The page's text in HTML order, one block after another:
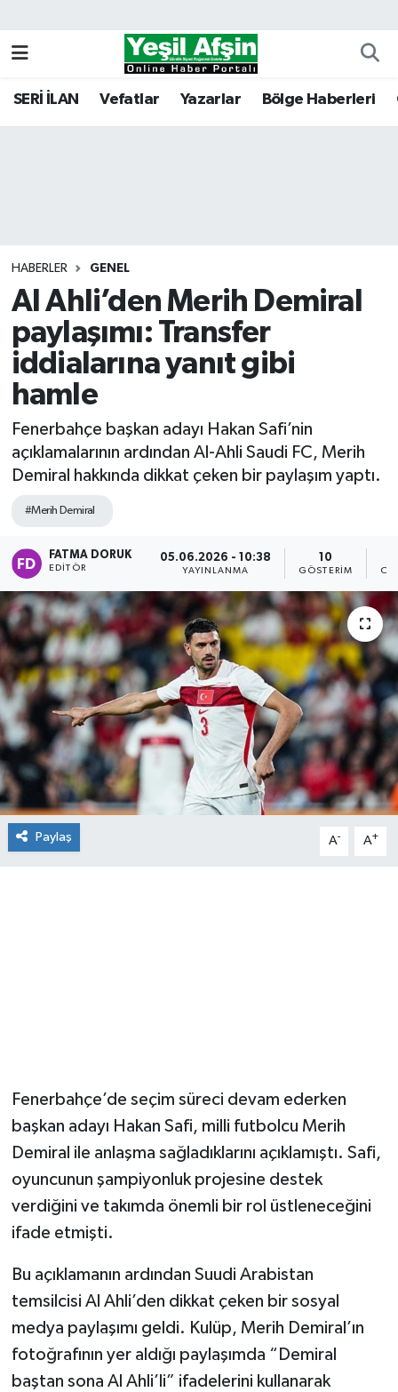
SERİ İLAN Vefatlar Yazarlar Bölge Haberleri
HABERLER GENEL
Al Ahli’den Merih Demiral
paylaşımı: Transfer
iddialarına yanıt gibi
hamle
Fenerbahçe başkan adayı Hakan Safi’nin
açıklamalarının ardından Al-Ahli Saudi FC, Merih
Demiral hakkında dikkat çeken bir paylaşım yaptı.
#Merih Demiral
FATMA DORUK
EDITÖR
05.06.2026 - 10:38
YAYINLANMA
10
GÖSTERIM
Paylaş A- A+
Fenerbahçe’de seçim süreci devam ederken
başkan adayı Hakan Safi, milli futbolcu Merih
Demiral ile anlaşma sağladıklarını açıklamıştı. Safi,
oyuncunun şampiyonluk projesine destek
verdiğini ve takımda önemli bir rol üstleneceğini
ifade etmişti.
Bu açıklamanın ardından Suudi Arabistan
temsilcisi Al Ahli’den dikkat çeken bir sosyal
medya paylaşımı geldi. Kulüp, Merih Demiral’ın
fotoğrafının yer aldığı paylaşımda “Demiral
baştan sona Al Ahli’li” ifadelerini kullanarak
Kahramanmaraş Nöbetçi Eczaneler
Tüm Manşetler
Son Dakika Haberleri
Haber Arşivi